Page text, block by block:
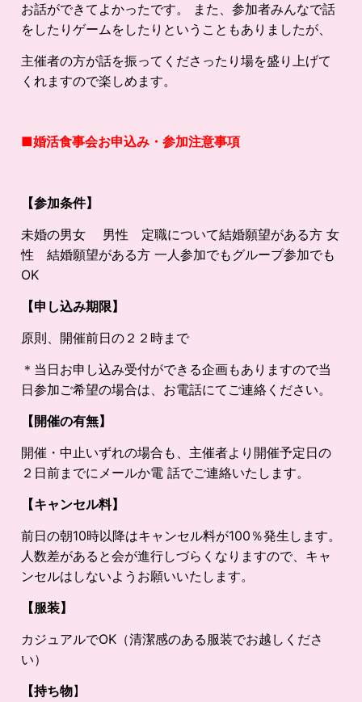
お話ができてよかったです。 また、参加者みんなで話
をしたりゲームをしたりということもありましたが、
主催者の方が話を振ってくださったり場を盛り上げて
くれますので楽しめます。
■婚活食事会お申込み・参加注意事項
【参加条件】
未婚の男女 男性 定職について結婚願望がある方 女
性 結婚願望がある方 一人参加でもグループ参加でも
OK
【申し込み期限】
原則、開催前日の２２時まで
＊当日お申し込み受付ができる企画もありますので当
日参加ご希望の場合は、お電話にてご連絡ください。
【開催の有無】
開催・中止いずれの場合も、主催者より開催予定日の
２日前までにメールか電 話でご連絡いたします。
【キャンセル料】
前日の朝10時以降はキャンセル料が100％発生します。
人数差があると会が進行しづらくなりますので、キャ
ンセルはしないようお願いいたします。
【服装】
カジュアルでOK（清潔感のある服装でお越しくださ
い）
【持ち物】